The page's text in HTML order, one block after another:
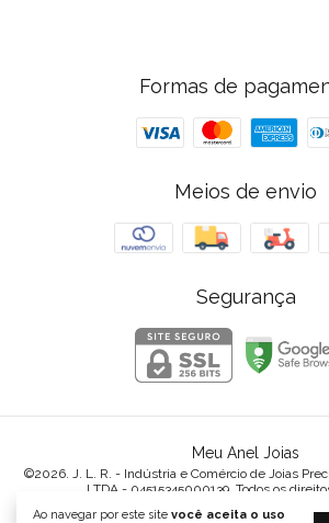
Ao navegar por este site você aceita o uso
Formas de
Meios de envio
Segurança
Meu Anel Joias
©2026. J. L. R. - Indústria e Comércio de Joias
LTDA - 04515345000139. Todos os